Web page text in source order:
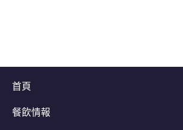
首頁
餐飲情報